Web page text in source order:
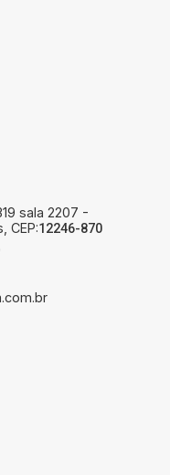
sala 2207 -
CEP:12246-870